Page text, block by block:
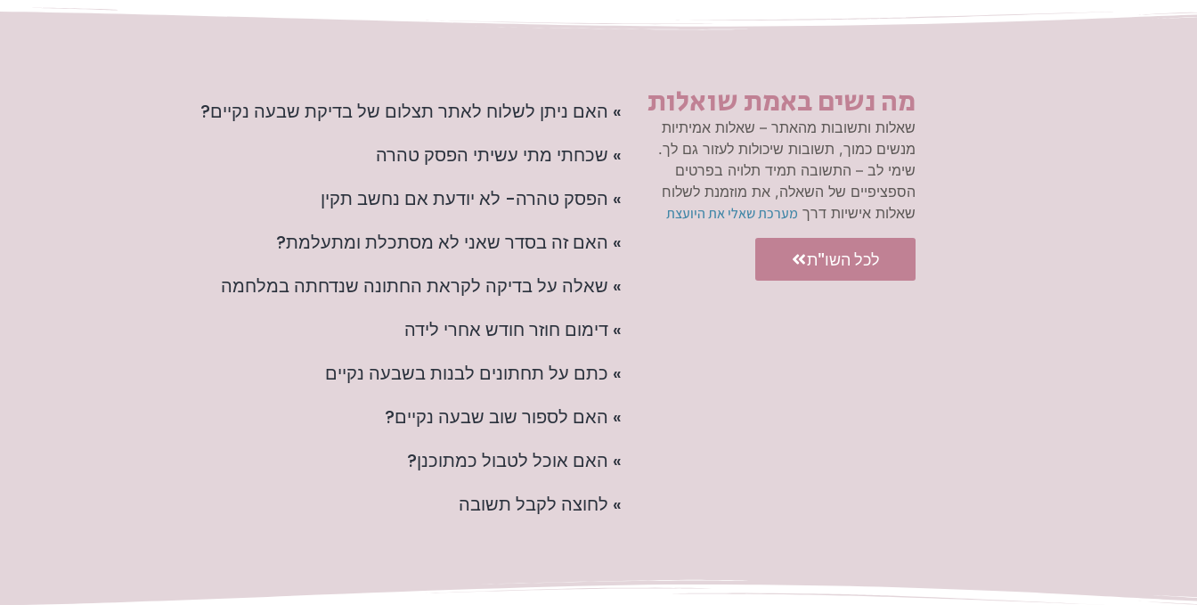
» האם ניתן לשלוח לאתר תצלום של בדיקת שבעה נקיים?
» שכחתי מתי עשיתי הפסק טהרה
» הפסק טהרה- לא יודעת אם נחשב תקין
» האם זה בסדר שאני לא מסתכלת ומתעלמת?
» שאלה על בדיקה לקראת החתונה שנדחתה במלחמה
» דימום חוזר חודש אחרי לידה
» כתם על תחתונים לבנות בשבעה נקיים
» האם לספור שוב שבעה נקיים?
» האם אוכל לטבול כמתוכנן?
» לחוצה לקבל תשובה
מה נשים באמת שואלות
שאלות ותשובות מהאתר – שאלות אמיתיות
מנשים כמוך, תשובות שיכולות לעזור גם לך.
שימי לב – התשובה תמיד תלויה בפרטים
הספציפיים של השאלה, את מוזמנת לשלוח
שאלות אישיות דרך מערכת שאלי את היועצת
לכל השו"ת